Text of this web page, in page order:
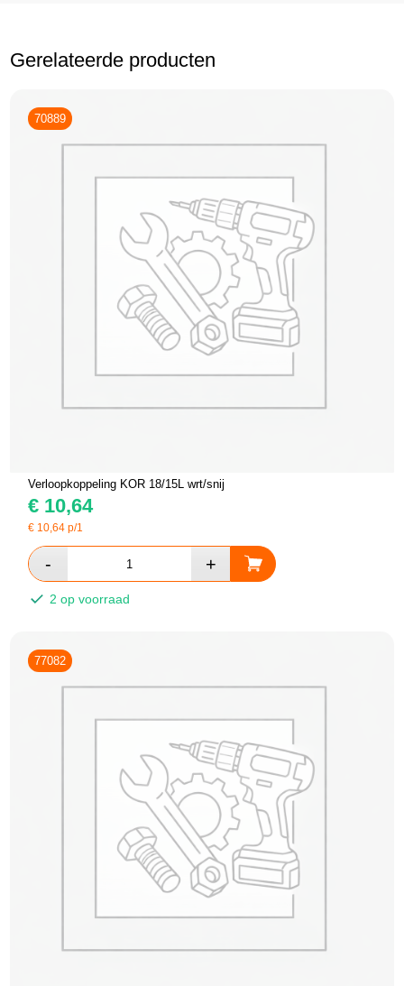
Gerelateerde producten
70889
Verloopkoppeling KOR 18/15L wrt/snij
€ 10,64
€ 10,64 p/1
2 op voorraad
77082